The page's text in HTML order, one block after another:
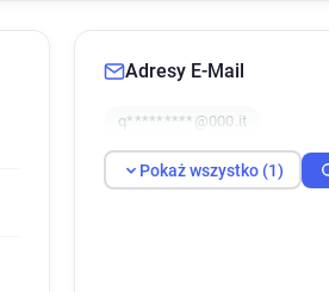
Adresy E-Mail
q*********@000.it
Pokaż wszystko (1)